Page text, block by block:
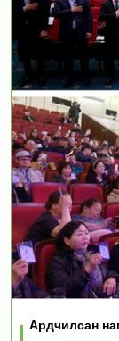
Ардчилсан